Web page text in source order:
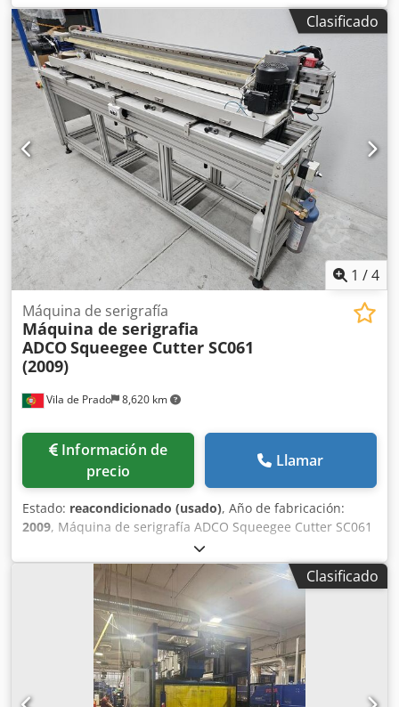
Clasificado
1 /4
Vila de Prado 8,620 km
Máquina de serigrafía
Máquina de serigrafia
ADCOSqueegee Cutter SC061
(2009)
Información de
precio
Llamar
Estado: reacondicionado (usado), Año de fabricación:
2009, Máquina de serigrafía ADCO Squeegee Cutter SC061
(2009). Cjdpfx Ahexk T Hpeisrf Sartech es una empresa
especializada en soluciones para serigrafía,
automatización y robótica, y en la fabricación de túneles
UV (electrónicos) o de aire caliente.
Clasificado